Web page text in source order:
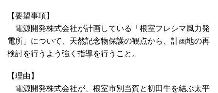
【要望事項】
電源開発株式会社が計画している「根室フレシマ風力発
電所」について、天然記念物保護の観点から、計画地の再
検討を行うよう強く指導を行うこと。
【理由】
電源開発株式会社が、根室市別当賀と初田牛を結ぶ太平